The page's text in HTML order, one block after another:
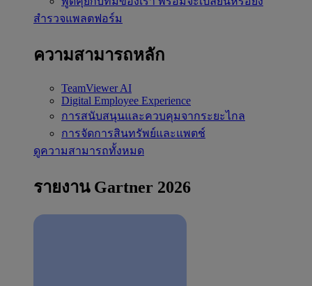
สำรวจแพลตฟอร์ม
ความสามารถหลัก
TeamViewer AI
Digital Employee Experience
การสนับสนุนและควบคุมจากระยะไกล
การจัดการสินทรัพย์และแพตช์
ดูความสามารถทั้งหมด
รายงาน Gartner 2026